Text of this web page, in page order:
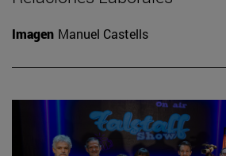
Imagen Manuel Castells